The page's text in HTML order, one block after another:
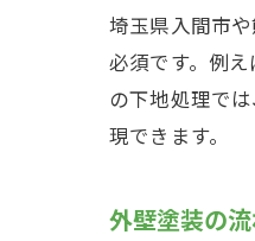
埼玉県入間市
必須です。例
の下地処理で
現できます。
外壁塗装の